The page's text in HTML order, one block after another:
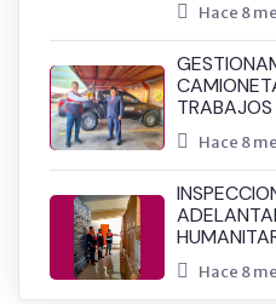
Hace 8
Hace 8
Hace 8